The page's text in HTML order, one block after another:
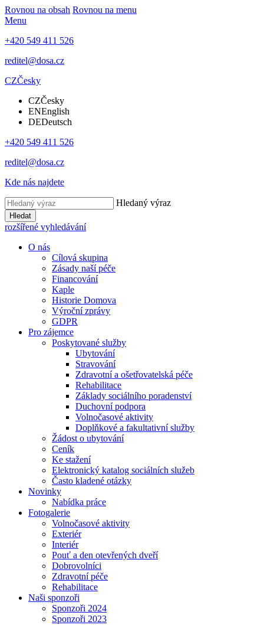
Rovnou na obsah Rovnou na menu
Menu
+420 549 411 526
reditel@dosa.cz
CZČesky
CZČesky
ENEnglish
DEDeutsch
+420 549 411 526
reditel@dosa.cz
Kde nás najdete
Hledaný výraz
Hledat
rozšířené vyhledávání
O nás
Cílová skupina
Zásady naší péče
Financování
Kaple
Historie Domova
Výroční zprávy
GDPR
Pro zájemce
Poskytované služby
Ubytování
Stravování
Zdravotní a ošetřovatelská péče
Rehabilitace
Základy sociálního poradenství
Duchovní podpora
Volnočasové aktivity
Doplňkové a fakultativní služby
Žádost o ubytování
Ceník
Ke stažení
Elektronický katalog sociálních služeb
Často kladené otázky
Novinky
Nabídka práce
Fotogalerie
Volnočasové aktivity
Exteriér
Interiér
Pouť a den otevřených dveří
Dobrovolníci
Zdravotní péče
Rehabilitace
Naši sponzoři
Sponzoři 2024
Sponzoři 2023